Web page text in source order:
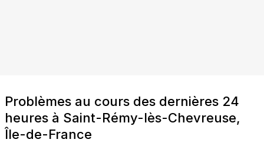
Problèmes au cours des dernières 24
heures à Saint-Rémy-lès-Chevreuse,
Île-de-France